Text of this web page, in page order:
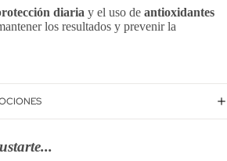
diaria y el uso de antioxidantes
los resultados y prevenir la